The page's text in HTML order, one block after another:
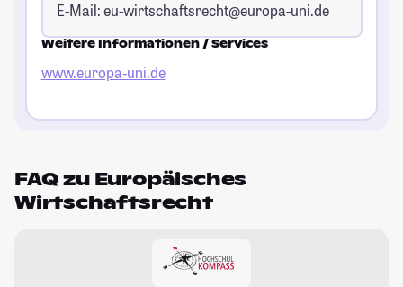
E-Mail:eu-wirtschaftsrecht@europa-uni.de
Weitere Informationen / Services
www.europa-uni.de
FAQ zu Europäisches
Wirtschaftsrecht